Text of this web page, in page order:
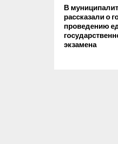
В
рассказали о
проведению
экзамена